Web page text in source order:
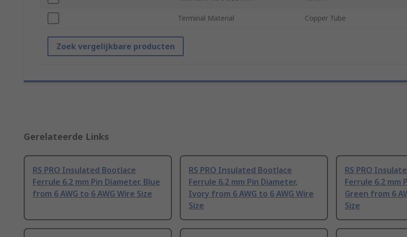
Terminal Material Copper Tube
Zoek vergelijkbare producten
Gerelateerde Links
RS PRO Insulated Bootlace
Ferrule 6.2 mm Pin Diameter, Blue
from 6 AWG to 6 AWG Wire Size
RS PRO Insulated Bootlace
Ferrule 6.2 mm Pin Diameter,
Ivory from 6 AWG to 6 AWG Wire
Size
RS PRO
Ferrule 6.2 mm
Green from 6
Size